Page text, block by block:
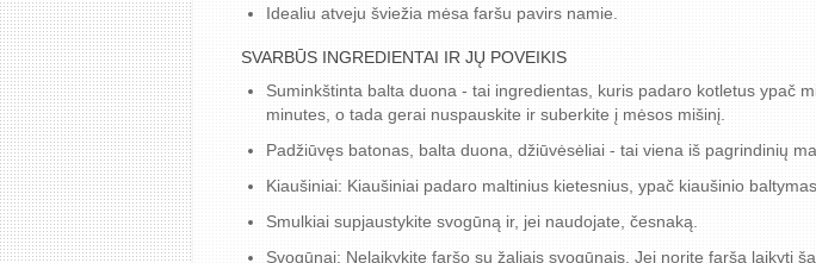
Idealiu atveju šviežia mėsa faršu pavirs namie.
SVARBŪS INGREDIENTAI IR JŲ POVEIKIS
Suminkštinta balta duona - tai ingredientas, kuris padaro kotletus ypač
minutes, o tada gerai nuspauskite ir suberkite į mėsos mišinį.
Padžiūvęs batonas, balta duona, džiūvėsėliai - tai viena iš pagrindinių
Kiaušiniai: Kiaušiniai padaro maltinius kietesnius, ypač kiaušinio
Smulkiai supjaustykite svogūną ir, jei naudojate, česnaką.
Svogūnai: Nelaikykite faršo su žaliais svogūnais. Jei norite faršą laikyti